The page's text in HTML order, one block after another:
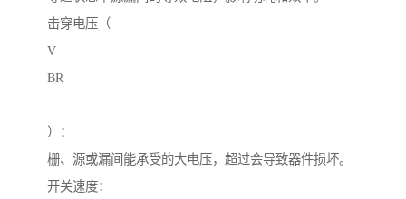
击穿电压（
V
BR
）：
栅、源或漏间能承受的大电压，超过会导致器件损坏。
开关速度：